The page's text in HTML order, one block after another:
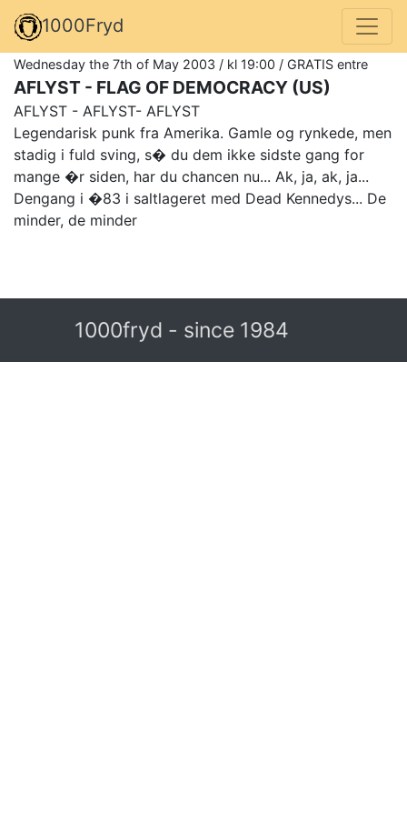
1000Fryd
Wednesday the 7th of May 2003 / kl 19:00 / GRATIS entre
AFLYST - FLAG OF DEMOCRACY (US)
AFLYST - AFLYST- AFLYST
Legendarisk punk fra Amerika. Gamle og rynkede, men
stadig i fuld sving, s� du dem ikke sidste gang for
mange �r siden, har du chancen nu... Ak, ja, ak, ja...
Dengang i �83 i saltlageret med Dead Kennedys... De
minder, de minder
1000fryd - since 1984